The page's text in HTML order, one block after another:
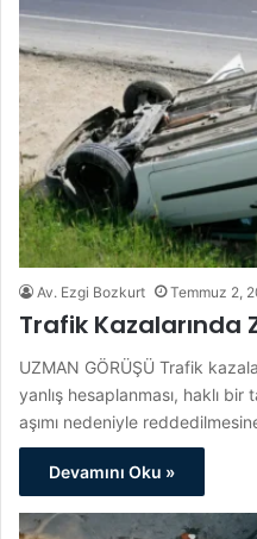
Av. Ezgi Bozkurt Temmuz 2,
Trafik Kazalarında
UZMAN GÖRÜŞÜ Trafik
yanlış hesaplanması, haklı
aşımı nedeniyle
Devamını Oku »